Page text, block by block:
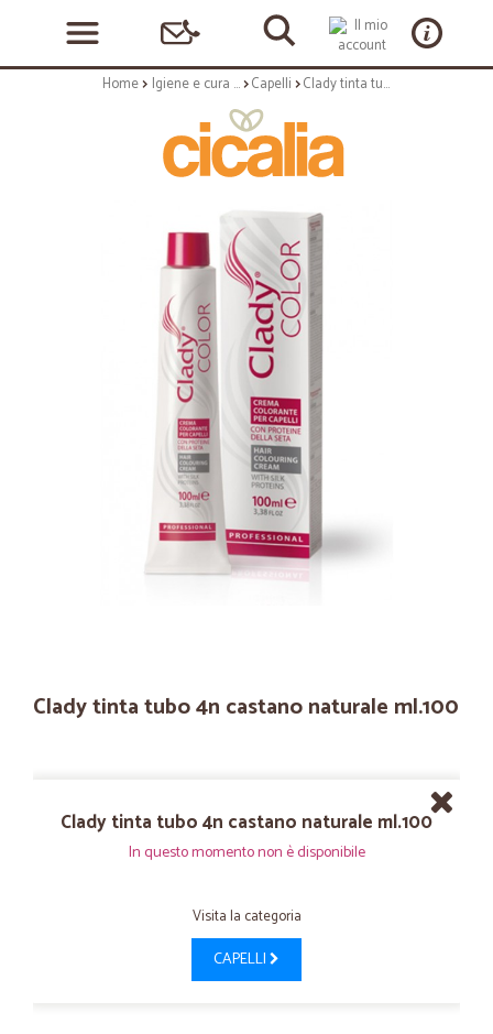
Home Igiene e cura personale Capelli Clady tinta tubo 4n castano naturale ml.100
Clady tinta tubo 4n castano naturale ml.100
Clady tinta tubo 4n castano naturale ml.100
In questo momento non è disponibile
Visita la categoria
CAPELLI